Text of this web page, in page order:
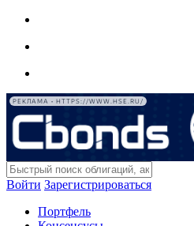
РЕКЛАМА • HTTPS://WWW.HSE.RU/
Войти Зарегистрироваться
Портфель